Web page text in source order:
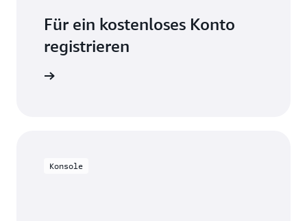
Für ein kostenloses Konto
registrieren
Konsole